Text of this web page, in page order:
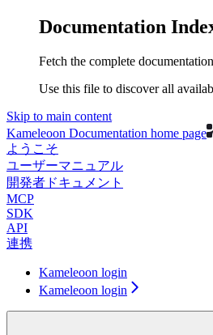
Documentation
Fetch the complete
Use this file to discover all
Skip to main content
Kameleoon Documentation home page
ようこそ
ユーザーマニュアル
開発者ドキュメント
MCP
SDK
API
連携
Kameleoon login
Kameleoon login